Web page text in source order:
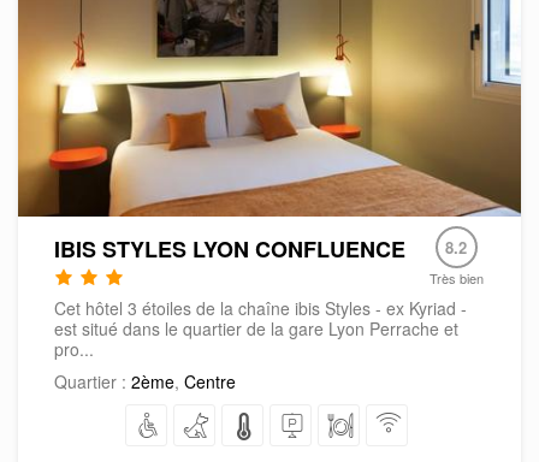
IBIS STYLES LYON CONFLUENCE 8.2
Très bien
Cet hôtel 3 étoiles de la chaîne ibis Styles - ex Kyriad -
est situé dans le quartier de la gare Lyon Perrache et
pro...
Quartier : 2ème, Centre